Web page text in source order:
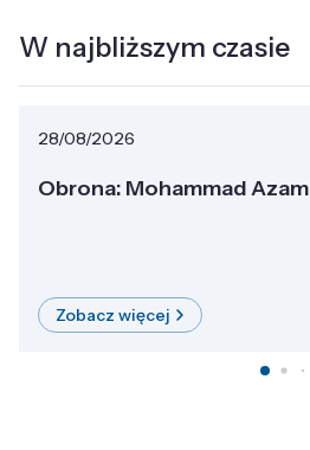
W najbliższym czasie
28/08/2026
Obrona: Mohammad Azam
Zobacz więcej